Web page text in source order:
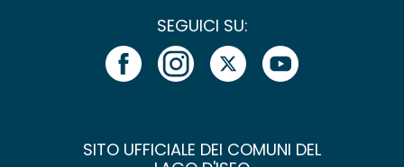
SEGUICI SU:
SITO UFFICIALE DEI COMUNI DEL